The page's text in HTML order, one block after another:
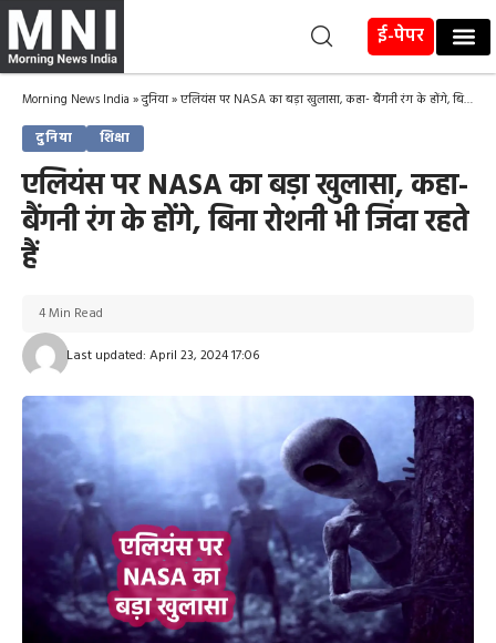
ई-पेपर
Morning News India »दुनिया»एलियंस पर NASA का बड़ा खुलासा, कहा- बैंगनी रंग के होंगे, बिना रोशनी भी जिंदा रहते हैं
दुनिया शिक्षा
एलियंस पर NASA का बड़ा खुलासा, कहा-
बैंगनी रंग के होंगे, बिना रोशनी भी जिंदा रहते
हैं
Last updated: April 23, 2024 17:06
4 Min Read